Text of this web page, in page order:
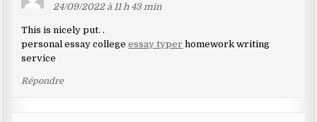
24/09/2022 à 11 h 43 min
This is nicely put. .
personal essay collegeessay typer homework writing
service
Répondre